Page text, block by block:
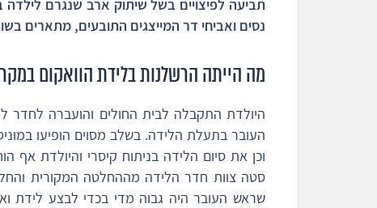
תביעה לפיצויים בשל שיתוק ארב שנגרם לילדה
נסים ואביחי דר המייצגים התובעים, מתארים
מה הייתה הרשלנות בלידת הוואקום
היולדת התקבלה לבית החולים והועברה
העובר בתעלת הלידה. בשלב מסוים הופיעו
וכן את סיום הלידה בניתוח קיסרי והיולדת
סטה צוות חדר הלידה מההחלטה המקורית
שראש העובר היה גבוה מדי בכדי לבצע לידת